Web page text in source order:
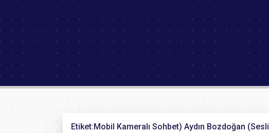
Etiket: Mobil Kameralı Sohbet) Aydın Bozdoğan (Sesli